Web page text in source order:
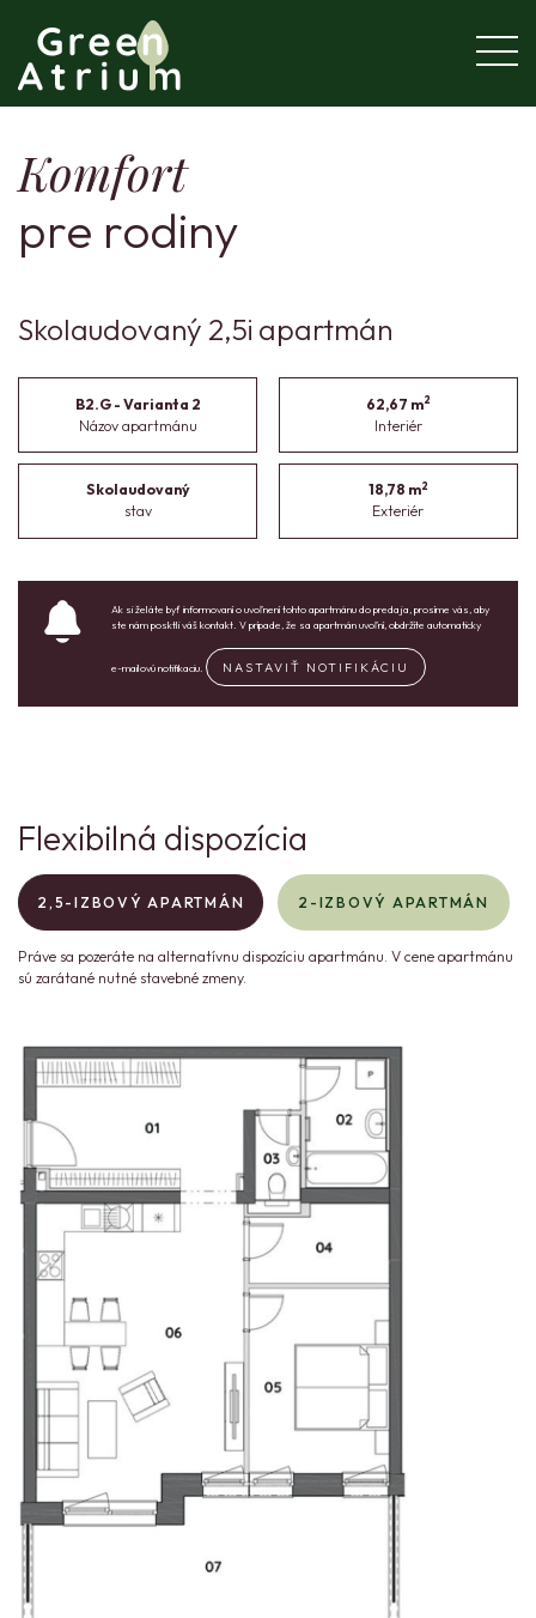
Komfort
pre rodiny
Skolaudovaný 2,5i apartmán
B2.G - Varianta 2
Názov apartmánu
62,67 m2
Interiér
Skolaudovaný
stav
18,78 m2
Exteriér
Ak si želáte byť informovaní o uvoľnení tohto apartmánu do predaja, prosíme vás, aby
ste nám posktli váš kontakt. V prípade, že sa apartmán uvoľní, obdržíte automaticky
e-mailovú notifikaciu. NASTAVIŤ NOTIFIKÁCIU
Flexibilná dispozícia
2,5-IZBOVÝ APARTMÁN 2-IZBOVÝ APARTMÁN
Práve sa pozeráte na alternatívnu dispozíciu apartmánu. V cene apartmánu
sú zarátané nutné stavebné zmeny.